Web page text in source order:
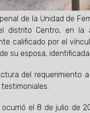
de la Unidad de
distrito Centro, en la
calificado por el
su esposa,
del requerimiento
ocurrió el 8 de julio de